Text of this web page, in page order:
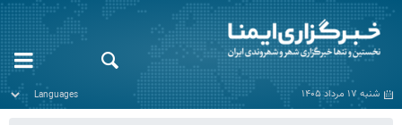
شنبه ۱۷ مرداد ۱۴۰۵